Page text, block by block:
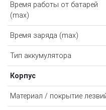
Время работы от батарей
(max)
Время заряда (max)
Тип аккумулятора
Корпус
Материал / покрытие